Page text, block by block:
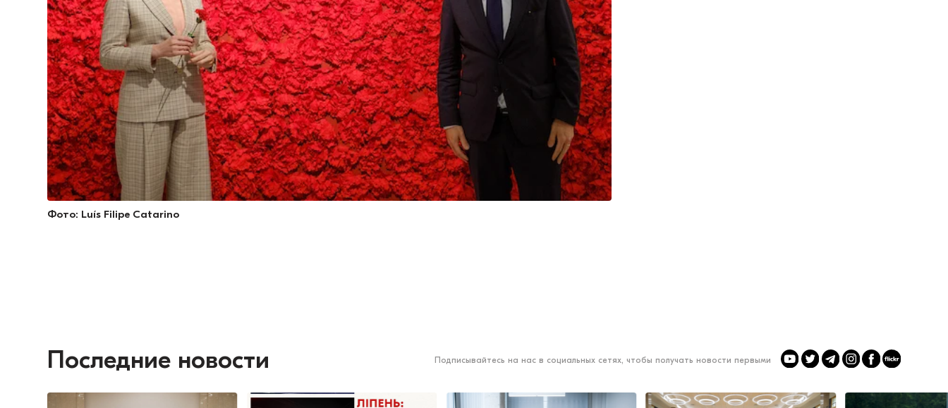
Фото: Luís Filipe Catarino
Последние новости Подписывайтесь на нас в социальных сетях, чтобы получать новости первыми